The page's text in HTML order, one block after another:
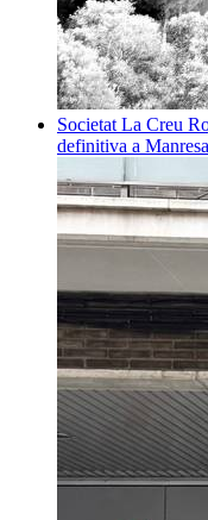
Societat La Creu
definitiva a Manresa